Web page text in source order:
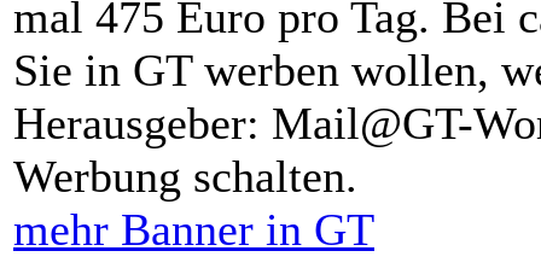
mal 475 Euro pro Tag. Bei
Sie in GT werben wollen,
Herausgeber: Mail@GT-
Werbung schalten.
mehr Banner in GT